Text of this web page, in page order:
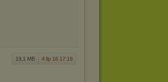
19,1 MB 4 lip 16 17:19